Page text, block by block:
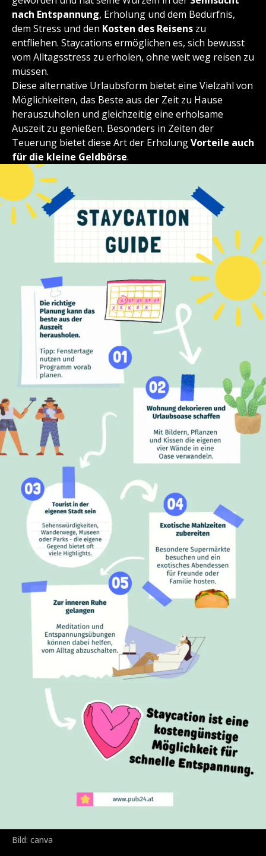
nach Entspannung, Erholung und dem Bedürfnis,
dem Stress und den Kosten des Reisens zu
entfliehen. Staycations ermöglichen es, sich bewusst
vom Alltagsstress zu erholen, ohne weit weg reisen zu
müssen.
Diese alternative Urlaubsform bietet eine Vielzahl von
Möglichkeiten, das Beste aus der Zeit zu Hause
herauszuholen und gleichzeitig eine erholsame
Auszeit zu genießen. Besonders in Zeiten der
Teuerung bietet diese Art der ErholungVorteile auch
für die kleine Geldbörse.
Bild: canva